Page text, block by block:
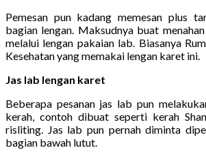
Pemesan pun kadang memesan plus
bagian lengan. Maksudnya buat
melalui lengan pakaian lab. Biasanya
Kesehatan yang memakai lengan karet ini.
Jas lab lengan karet
Beberapa pesanan jas lab pun
kerah, contoh dibuat seperti kerah
risliting. Jas lab pun pernah diminta
bagian bawah lutut.